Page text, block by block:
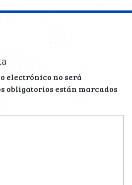
electrónico no será
obligatorios están marcados